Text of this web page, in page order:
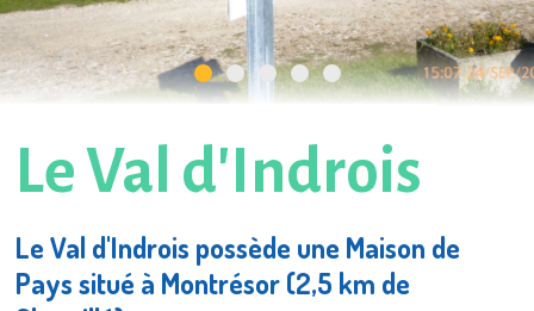
Le Val d'Indrois
Le Val d'Indrois possède une Maison de
Pays situé à Montrésor (2,5 km de